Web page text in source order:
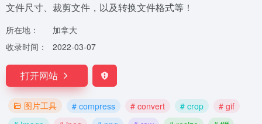
文件尺寸、裁剪文件，以及转换文件格式等！
所在地：
加拿大
收录时间：
2022-03-07
打开网站
图片工具 # compress # convert # crop
# gif